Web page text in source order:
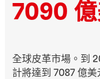
7090
全球皮革市場。到
計將達到 7087 億美